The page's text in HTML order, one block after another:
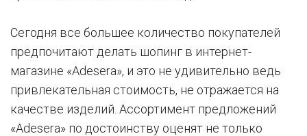
Сегодня все большее количество покупателей
предпочитают делать шопинг в интернет-
магазине «Adesera», и это не удивительно ведь
привлекательная стоимость, не отражается на
качестве изделий. Ассортимент предложений
«Adesera» по достоинству оценят не только